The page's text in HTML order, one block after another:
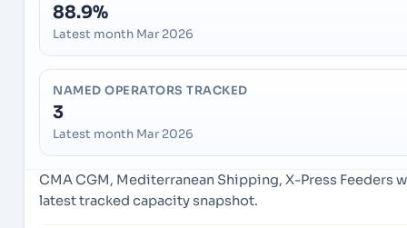
88.9%
Latest month Mar 2026
NAMED OPERATORS TRACKED
3
Latest month Mar 2026
CMA CGM, Mediterranean Shipping, X-Press Feeders
latest tracked capacity snapshot.